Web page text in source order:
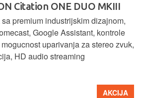
Citation ONE DUO MKIII
premium industrijskim dizajnom,
Google Assistant, kontrole
uparivanja za stereo zvuk,
HD audio streaming
AKCIJA